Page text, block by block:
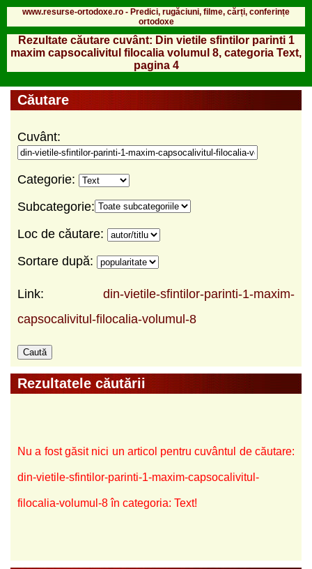
www.resurse-ortodoxe.ro - Predici, rugăciuni, filme, cărți, conferințe
ortodoxe
Rezultate căutare cuvânt: Din vietile sfintilor parinti 1
maxim capsocalivitul filocalia volumul 8, categoria Text,
pagina 4
Căutare
Cuvânt:
Categorie:
Subcategorie:
Loc de căutare:
Sortare după:
Link: din-vietile-sfintilor-parinti-1-maxim-
capsocalivitul-filocalia-volumul-8
Rezultatele căutării
Nu a fost găsit nici un articol pentru cuvântul de căutare:
din-vietile-sfintilor-parinti-1-maxim-capsocalivitul-
filocalia-volumul-8 în categoria: Text!